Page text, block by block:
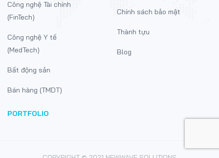
Công nghệ Tài chính
(FinTech)
Công nghệ Y tế
(MedTech)
Bất động sản
Bán hàng (TMDT)
PORTFOLIO
Chính sách bảo mật
Thành tựu
Blog